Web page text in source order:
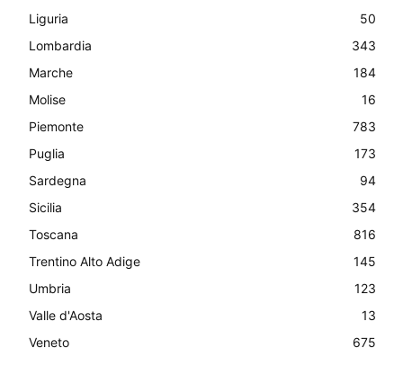
Liguria
50
Lombardia
343
Marche
184
Molise
16
Piemonte
783
Puglia
173
Sardegna
94
Sicilia
354
Toscana
816
Trentino Alto Adige
145
Umbria
123
Valle d'Aosta
13
Veneto
675